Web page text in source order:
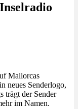
Mallorcas
neues Senderlogo,
trägt der Sender
im Namen.